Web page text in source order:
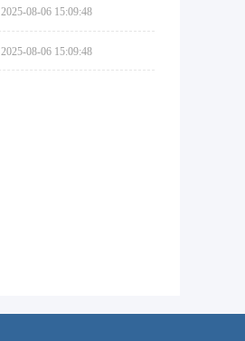
2025-08-06 15:09:48
2025-08-06 15:09:48